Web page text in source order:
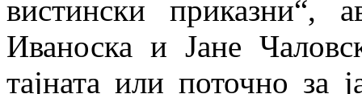
вистински приказни“,
Иваноска и Јане
тајната или поточно за